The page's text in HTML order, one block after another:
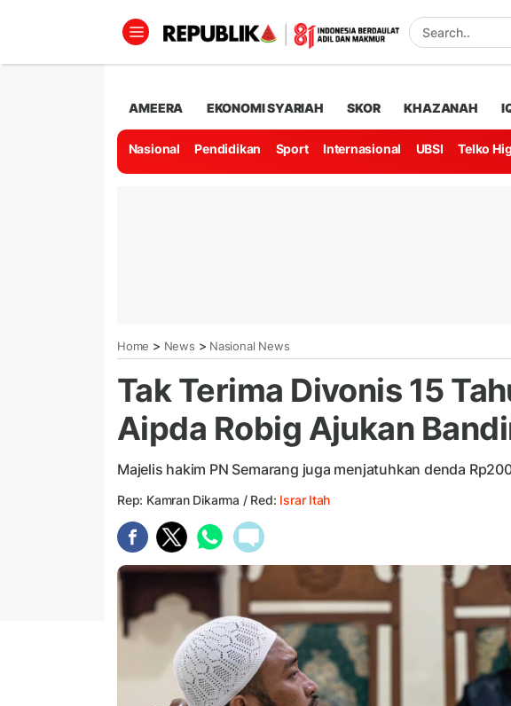
AMEERA EKONOMI SYARIAH SKOR KHAZANAH
Nasional Pendidikan Sport Internasional UBSI Telko
Home > News > Nasional News
Tak Terima Divonis 15
Aipda Robig Ajukan
Majelis hakim PN Semarang juga menjatuhkan denda
Rep: Kamran Dikarma / Red: Israr Itah